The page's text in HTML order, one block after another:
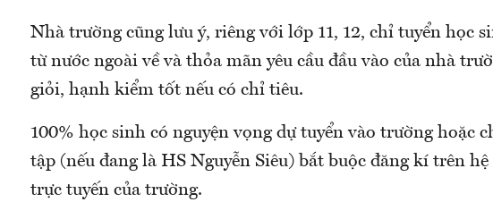
Nhà trường cũng lưu ý, riêng với lớp 11, 12, chỉ tuyển học
từ nước ngoài về và thỏa mãn yêu cầu đầu vào của nhà
giỏi, hạnh kiểm tốt nếu có chỉ tiêu.
100% học sinh có nguyện vọng dự tuyển vào trường hoặc
tập (nếu đang là HS Nguyễn Siêu) bắt buộc đăng kí trên
trực tuyến của trường.